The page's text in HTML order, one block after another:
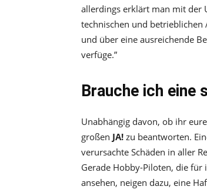
allerdings erklärt man mit der
technischen und betrieblichen
und über eine ausreichende
verfüge.”
Brauche ich eine
Unabhängig davon, ob ihr
großen JA! zu beantworten.
verursachte Schäden in aller
Gerade Hobby-Piloten, die für
ansehen, neigen dazu, eine